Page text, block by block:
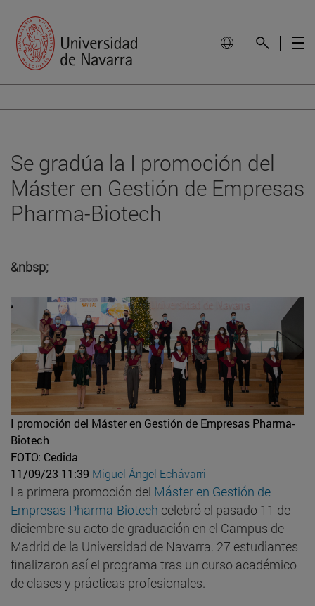
Se gradúa la I promoción del
Máster en Gestión de Empresas
Pharma-Biotech
&nbsp;
I promoción del Máster en Gestión de Empresas Pharma-
Biotech
FOTO: Cedida
11/09/23 11:39 Miguel Ángel Echávarri
La primera promoción del Máster en Gestión de
Empresas Pharma-Biotech celebró el pasado 11 de
diciembre su acto de graduación en el Campus de
Madrid de la Universidad de Navarra. 27 estudiantes
finalizaron así el programa tras un curso académico
de clases y prácticas profesionales.